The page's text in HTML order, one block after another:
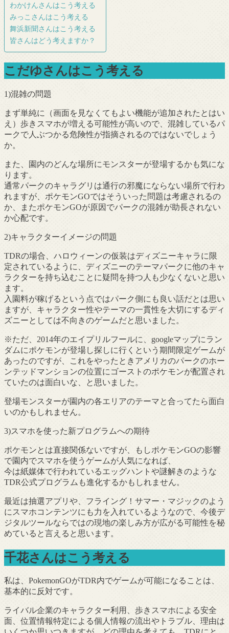
わかけんさんはこう考える
みっこさんはこう考える
舞浜新聞さんはこう考える
皆さんはどう考えますか？
こだゆさんはこう考える
1)混雑の問題
まず単純に（画面を見なくてもよい機能が追加されたとはい
え）歩きスマホが増える可能性が高いので、混雑しているパ
ークで人ぶつかる危険性が指摘されるのではないでしょう
か。
また、園内のどんな場所にモンスターが登場するかも気にな
ります。
通常パークのキャラグリは通行の邪魔にならない場所で行わ
れますが、ポケモンGOではそういった問題は考慮されるの
か、またポケモンGOが原因でパークの混雑が助長されない
か心配です。
2)キャラクターイメージの問題
TDRの場合、ハロウィーンの仮装はディズニーキャラに限
定されているように、ディズニーのテーマパークに他のキャ
ラクターを持ち込むことに疑問を持つ人も少なくないと思い
ます。
入園料が稼げるという点ではパーク側にも良い話だとは思い
ますが、キャラクター性やテーマの一貫性を大切にするディ
ズニーとしては不向きのゲームだと思いました。
※ただ、2014年のエイプリルフールに、googleマップにラン
ダムにポケモンが登場し探しに行くという期間限定ゲームが
あったのですが、これをやったときアメリカのパークのホー
ンテッドマンションの位置にゴーストのポケモンが配置され
ていたのは面白いな、と思いました。
登場モンスターが園内の各エリアのテーマと合ってたら面白
いのかもしれません。
3)スマホを使った新プログラムへの期待
ポケモンとは直接関係ないですが、もしポケモンGOの影響
で園内でスマホを使うゲームが人気になれば、
今は紙媒体で行われているエッグハントや謎解きのような
TDR公式プログラムも進化するかもしれません。
最近は抽選アプリや、フライング！サマー・マジックのよう
にスマホコンテンツにも力を入れているようなので、今後デ
ジタルツールならではの現地の楽しみ方が広がる可能性を秘
めていると言えると思います。
千花さんはこう考える
私は、PokemonGOがTDR内でゲームが可能になることは、
基本的に反対です。
ライバル企業のキャラクター利用、歩きスマホによる安全
面、位置情報特定による個人情報の流出やトラブル、理由は